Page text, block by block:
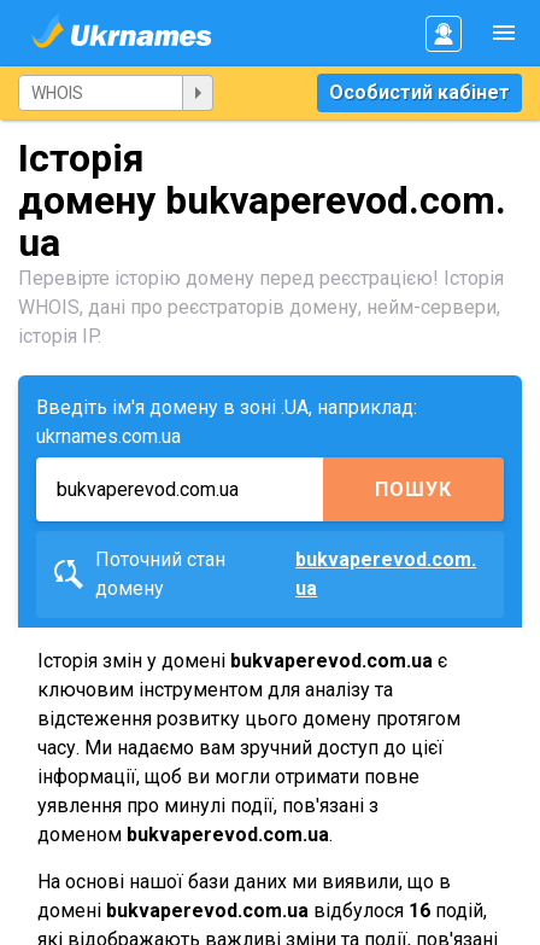
Особистий кабінет
Історія
домену bukvaperevod.com.
ua
Перевірте історію домену перед реєстрацією! Історія
WHOIS, дані про реєстраторів домену, нейм-сервери,
історія IP.
Введіть ім'я домену в зоні .UA, наприклад:
ukrnames.com.ua
ПОШУК
Поточний стан
домену
bukvaperevod.com.
ua
Історія змін у домені bukvaperevod.com.ua є
ключовим інструментом для аналізу та
відстеження розвитку цього домену протягом
часу. Ми надаємо вам зручний доступ до цієї
інформації, щоб ви могли отримати повне
уявлення про минулі події, пов'язані з
доменом bukvaperevod.com.ua.
На основі нашої бази даних ми виявили, що в
домені bukvaperevod.com.ua відбулося 16 подій,
які відображають важливі зміни та події, пов'язані